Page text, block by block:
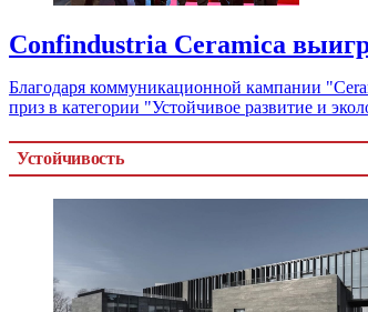
Confindustria Ceramica
Благодаря коммуникационной кампании
приз в категории "Устойчивое развитие и
Устойчивость